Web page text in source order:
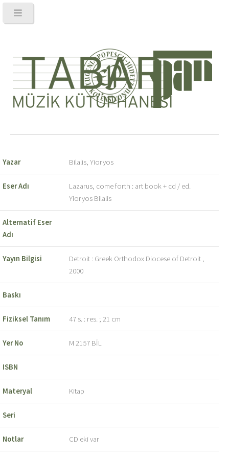
Yazar Bilalis, Yioryos
Eser Adı
Lazarus, come forth : art book + cd / ed.
Yioryos Bilalis
Alternatif Eser
Adı
Yayın Bilgisi
Detroit : Greek Orthodox Diocese of Detroit ,
2000
Baskı
Fiziksel Tanım 47 s. : res. ; 21 cm
Yer No M 2157 BİL
ISBN
Materyal Kitap
Seri
Notlar CD eki var